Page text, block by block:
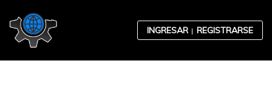
INGRESAR REGISTRARSE